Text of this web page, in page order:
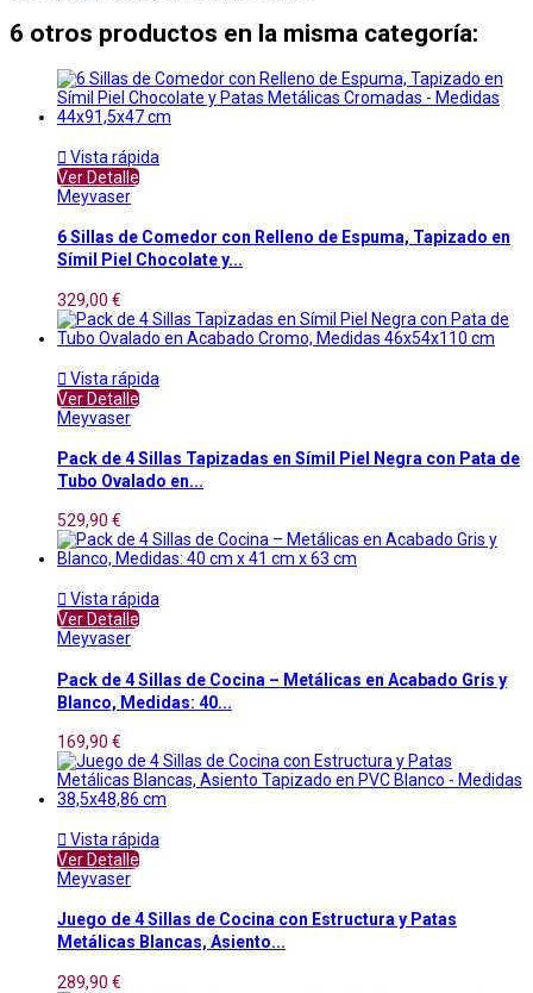
6 otros productos en la misma categoría:
 Vista rápida
Ver Detalle
Meyvaser
6 Sillas de Comedor con Relleno de Espuma, Tapizado en
Símil Piel Chocolate y...
329,00 €
 Vista rápida
Ver Detalle
Meyvaser
Pack de 4 Sillas Tapizadas en Símil Piel Negra con Pata de
Tubo Ovalado en...
529,90 €
 Vista rápida
Ver Detalle
Meyvaser
Pack de 4 Sillas de Cocina – Metálicas en Acabado Gris y
Blanco, Medidas: 40...
169,90 €
 Vista rápida
Ver Detalle
Meyvaser
Juego de 4 Sillas de Cocina con Estructura y Patas
Metálicas Blancas, Asiento...
289,90 €